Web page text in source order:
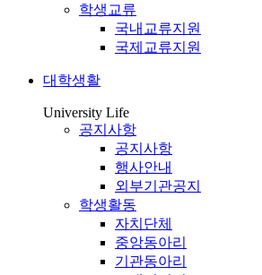
학생교류
국내교류지원
국제교류지원
대학생활
University Life
공지사항
공지사항
행사안내
외부기관공지
학생활동
자치단체
중앙동아리
기관동아리